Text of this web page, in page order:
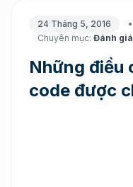
24 Tháng 5, 2016 •
Chuyên mục: Đánh giá
Những điều
code được